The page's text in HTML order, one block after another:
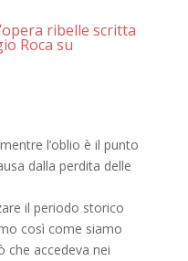
ribelle scritta
Roca su
l’oblio è il punto
dalla perdita delle
il periodo storico
così come siamo
che accedeva nei